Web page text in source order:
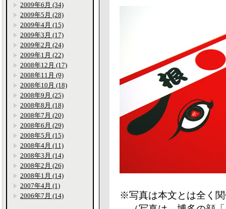
※写真は本文とは全く
2009年6月 (34)
2009年5月 (28)
2009年4月 (15)
2009年3月 (17)
2009年2月 (24)
2009年1月 (22)
2008年12月 (17)
2008年11月 (9)
2008年10月 (18)
2008年9月 (25)
2008年8月 (18)
2008年7月 (20)
2008年6月 (29)
2008年5月 (15)
2008年4月 (11)
2008年3月 (14)
2008年2月 (26)
2008年1月 (14)
2007年4月 (1)
2006年7月 (14)